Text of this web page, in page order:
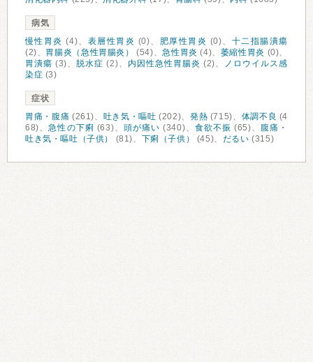
病気
慢性胃炎 (4)、 表層性胃炎 (0)、 肥厚性胃炎 (0)、 十二指腸潰瘍
(2)、 胃腸炎（急性胃腸炎） (54)、急性胃炎 (4)、 萎縮性胃炎 (0)、
胃潰瘍 (3)、 脱水症 (2)、 内因性急性胃腸炎 (2)、
ノロウイルス感
染症 (3)
症状
胃痛・腹痛 (261)、 吐き気・嘔吐 (202)、 発熱 (715)、 体調不良 (4
68)、急性の下痢 (63)、 頭が痛い (340)、 食欲不振 (65)、 腹痛・
吐き気・嘔吐（子供）
(81)、 下痢（子供） (45)、 だるい (315)